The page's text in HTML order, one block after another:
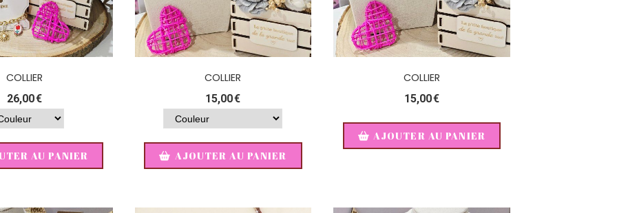
COLLIER
26,00€
AU PANIER
COLLIER
15,00€
AJOUTER AU PANIER
COLLIER
15,00€
AJOUTER AU PANIER